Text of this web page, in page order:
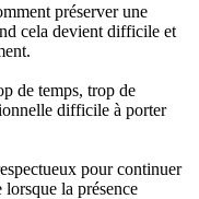
préserver une
cela devient difficile et
de temps, trop de
difficile à porter
pour continuer
la présence